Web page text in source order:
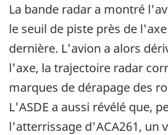
La bande radar a montré
le seuil de piste près de
dernière. L'avion a alors
l'axe, la trajectoire radar
marques de dérapage des
L'ASDE a aussi révélé que,
l'atterrissage d'ACA261, un